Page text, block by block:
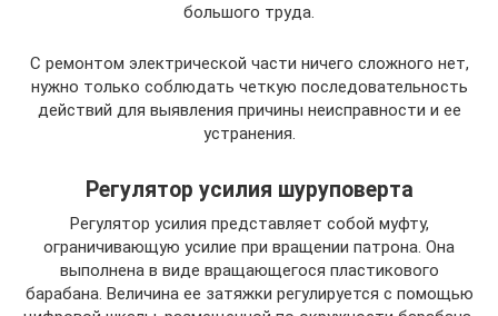
большого труда.
С ремонтом электрической части ничего сложного нет,
нужно только соблюдать четкую последовательность
действий для выявления причины неисправности и ее
устранения.
Регулятор усилия шуруповерта
Регулятор усилия представляет собой муфту,
ограничивающую усилие при вращении патрона. Она
выполнена в виде вращающегося пластикового
барабана. Величина ее затяжки регулируется с помощью